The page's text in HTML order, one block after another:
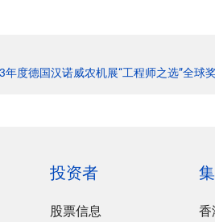
度德国汉诺威农机展“工程师之选”全球
投资者
股票信息
香